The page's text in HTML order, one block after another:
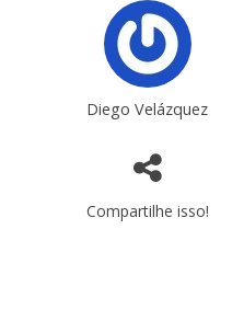
Diego Velázquez
Compartilhe isso!